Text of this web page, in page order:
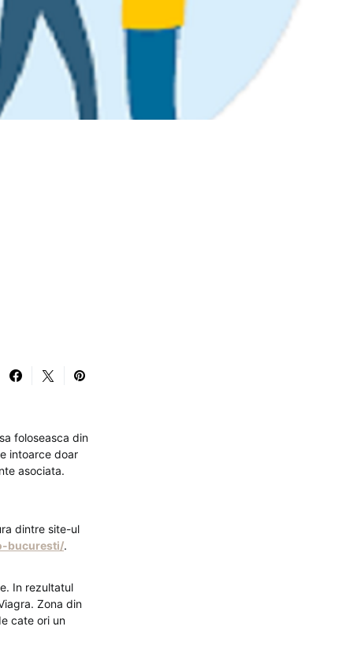
foloseasca din
intoarce doar
asociata.
dintre site-ul
bucuresti/.
In rezultatul
Zona din
cate ori un